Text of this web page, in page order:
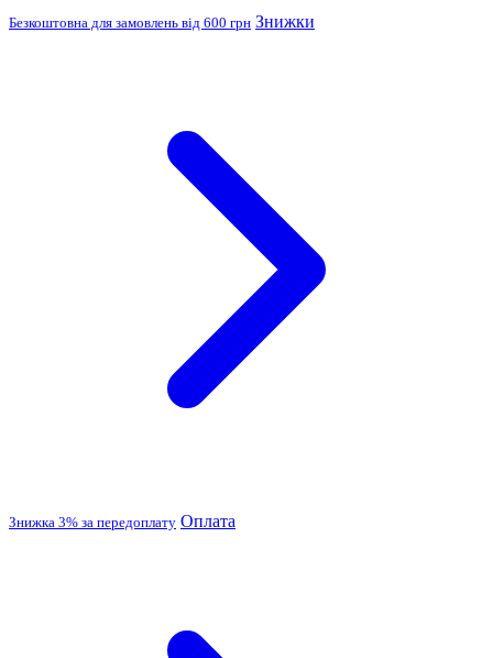
Безкоштовна для замовлень від 600 грн Знижки
Знижка 3% за передоплату Оплата